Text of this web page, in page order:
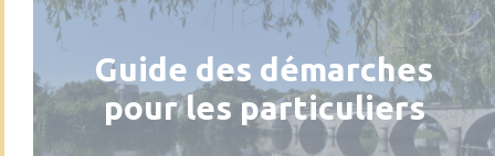
Guide des démarches
pour les particuliers